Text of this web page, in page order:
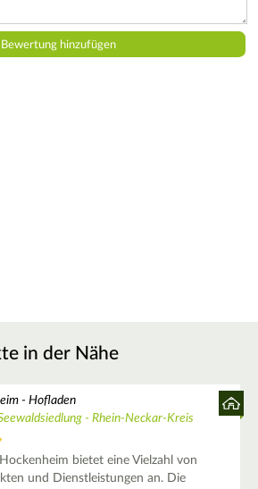
in der Nähe
- Hofladen
- Rhein-Neckar-Kreis
bietet eine Vielzahl von
und Dienstleistungen an. Die